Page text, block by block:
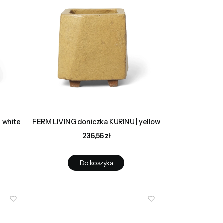
white
FERM LIVING doniczka KURINU | yellow
Cena
236,56 zł
Do koszyka